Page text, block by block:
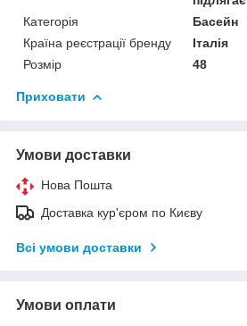
Категорія
Басейн
Країна реєстрації бренду
Італія
Розмір
48
Приховати
Умови доставки
Нова Пошта
Доставка кур'єром по Києву
Всі умови доставки
Умови оплати